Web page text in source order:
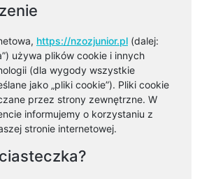
https://nzozjunior.pl (dalej:
używa plików cookie i innych
(dla wygody wszystkie
jako „pliki cookie”). Pliki cookie
przez strony zewnętrzne. W
informujemy o korzystaniu z
stronie internetowej.